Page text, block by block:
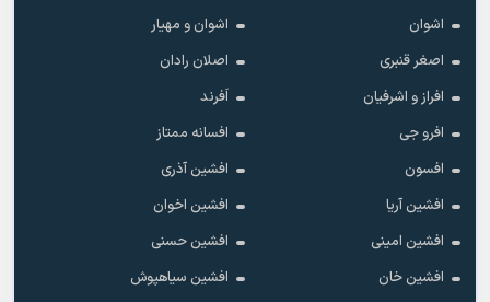
اشوان
اشوان و مهیار
اصغر قنبری
اصلان رادان
افراز و اشرفیان
اَفرند
افرو جی
افسانه ممتاز
افسون
افشین آذری
افشین آریا
افشین اخوان
افشین امینی
افشین حسنی
افشین خان
افشین سیاهپوش